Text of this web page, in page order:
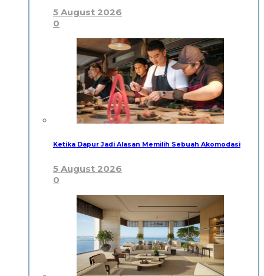
5 August 2026
0
Ketika Dapur Jadi Alasan Memilih Sebuah Akomodasi
5 August 2026
0